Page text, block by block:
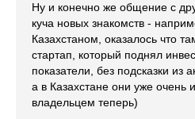
Ну и конечно же общение с
куча новых знакомств -
Казахстаном, оказалось что
стартап, который поднял
показатели, без подсказки из
а в Казахстане они уже очень
владельцем теперь)